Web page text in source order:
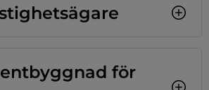
för